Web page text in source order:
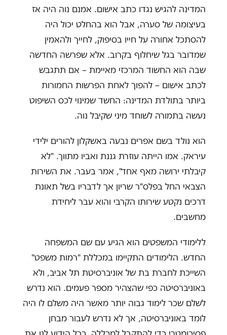
המדינה להגיש נגדו כתב אישום. אמנם נוה היה אז
בעיצומה של סערה, אבל הוא בהחלט יכול היה
להסתכל אחורה על חייו בסיפוק, לחייך ולהאמין
שמדובר בגל שיחלוף בקרוב. אלא שפרשה החדשה
שבה הוא החשוד המרכזי מאיימת – אם תתגבש
לכתב אישום – להפוך לאחת הפרשות החמורות
ביותר בתולדת המדינה: החשד שמינוי לכס השיפוט
נעשה בתמורה לשוחד מיני שקיבל נוה.
הוא נולד בשם אפרים נבעה באשקלון להורים ילידי
עיראק. אמו הייתה עוזרת גננת ואביו מתווך. "לא
קיבלתי ירושה מאף אחד", אמר בעבר. את השירות
הצבאי החל בפלס"ר שריון אך לדבריו בשל תאונת
דרכים נקטע שירותו הקרבי והוא עבר ליחידת
מחשבים.
ללימודי המשפטים הוא הגיע עם שם המשפחה
החדש. הלימודים התקיימו במכללת "רמות משפט"
השייכת לחברת בת של אוניברסיטת תל אביב, ולא
באוניברסיטה כפי שהצהיר מספר פעמים. הוא נדרש
לשלם שכר לימוד גבוה יותר מאשר היה משלם לו היה
לומד באוניברסיטה, אך לא נדרש לעבור מבחן